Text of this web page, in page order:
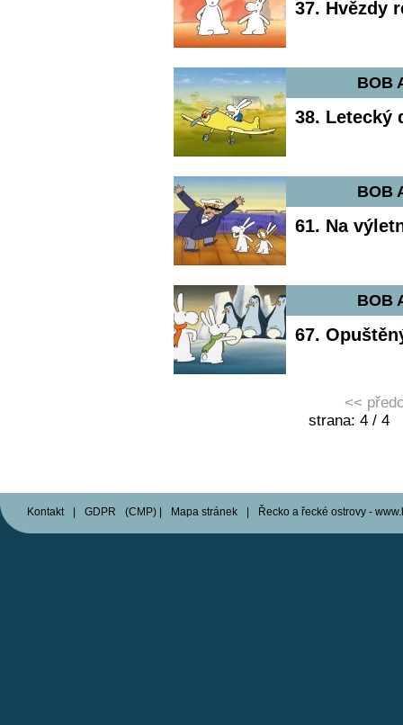
37. Hvězdy
BOB
38. Letecký
BOB
61. Na
BOB
67.
<<
strana: 4 / 4
Kontakt GDPR (CMP) Mapa stránek Řecko a řecké ostrovy -